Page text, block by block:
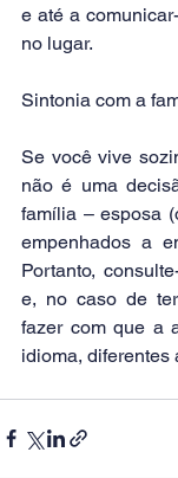
e até a
no lugar.
Sintonia com a
Se você vive
não é uma
família – esposa
empenhados a
Portanto,
e, no caso de
fazer com que a
idioma, diferentes